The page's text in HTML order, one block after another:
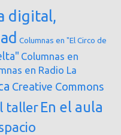
digital,
Columnas en "El Circo de
Columnas en
en Radio La
Creative Commons
taller En el aula